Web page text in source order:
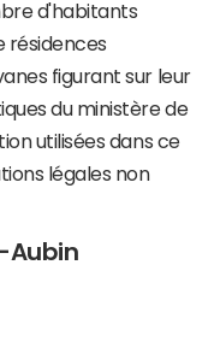
d'habitants
résidences
figurant sur leur
du ministère de
utilisées dans ce
légales non
Aubin